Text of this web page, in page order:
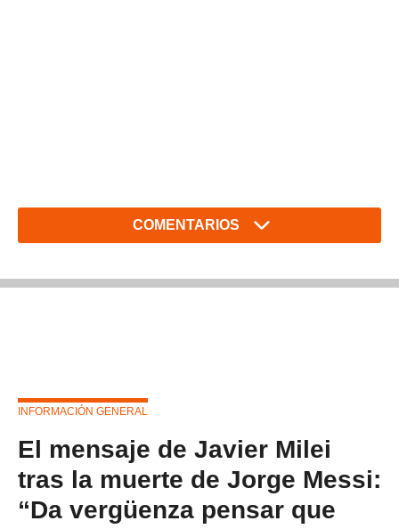
COMENTARIOS